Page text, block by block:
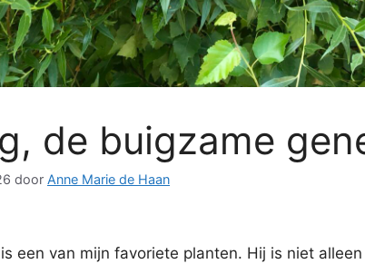
de buigzame
door Anne Marie de Haan
een van mijn favoriete planten. Hij is niet